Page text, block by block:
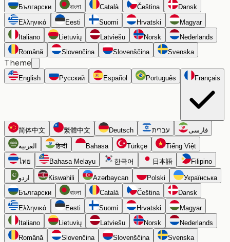
Български
বাংলা Català Čeština
Dansk
Ελληνικά
Eesti Suomi Hrvatski
Magyar
Italiano
Lietuvių Latviešu Norsk
Nederlands
Română
Slovenčina Slovenščina Svenska
Theme
English Русский Español Português Français
简体中文 繁體中文 Deutsch עברית فارسی
العربية हिन्दी Bahasa Türkçe
Tiếng Việt
ไทย
Bahasa Melayu 한국어 日本語 Filipino
اردو Kiswahili Azərbaycan Polski
Українська
Български
বাংলা Català Čeština
Dansk
Ελληνικά
Eesti Suomi Hrvatski
Magyar
Italiano
Lietuvių Latviešu Norsk
Nederlands
Română
Slovenčina Slovenščina Svenska